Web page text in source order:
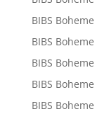
BIBS
BIBS
BIBS
BIBS
BIBS